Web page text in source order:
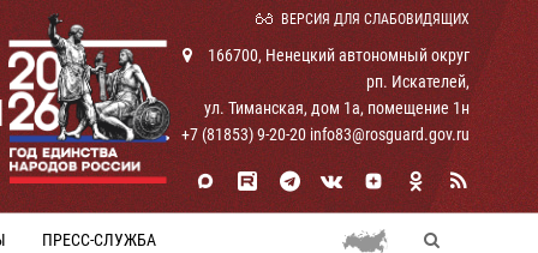
ВЕРСИЯ ДЛЯ СЛАБОВИДЯЩИХ
166700, Ненецкий автономный округ
рп. Искателей,
ул. Тиманская, дом 1а, помещение 1н
+7 (81853) 9-20-20 info83@rosguard.gov.ru
ПРЕСС-СЛУЖБА